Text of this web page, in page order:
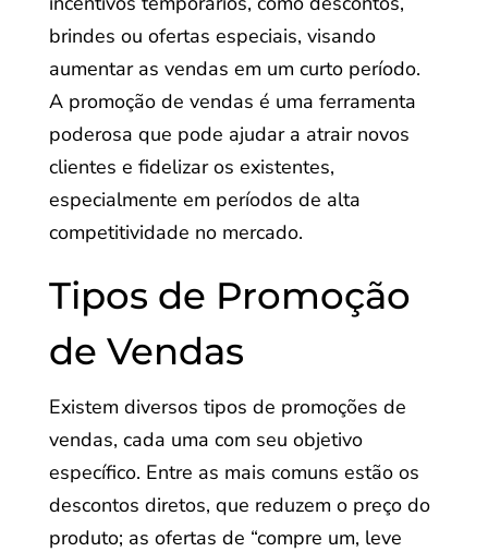
brindes ou ofertas especiais, visando
aumentar as vendas em um curto período.
A promoção de vendas é uma ferramenta
poderosa que pode ajudar a atrair novos
clientes e fidelizar os existentes,
especialmente em períodos de alta
competitividade no mercado.
Tipos de Promoção
de Vendas
Existem diversos tipos de promoções de
vendas, cada uma com seu objetivo
específico. Entre as mais comuns estão os
descontos diretos, que reduzem o preço do
produto; as ofertas de “compre um, leve